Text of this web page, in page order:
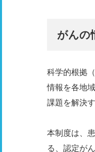
がんの
科学的根拠
情報を各地
課題を解決
本制度は、
る、認定が